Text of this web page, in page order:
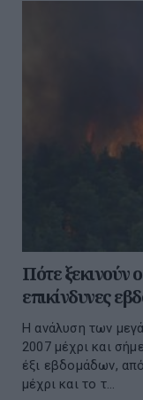
Πότε ξεκινούν
επικίνδυνες
Η ανάλυση των
2007 μέχρι και
έξι εβδομάδων,
μέχρι και το τ...